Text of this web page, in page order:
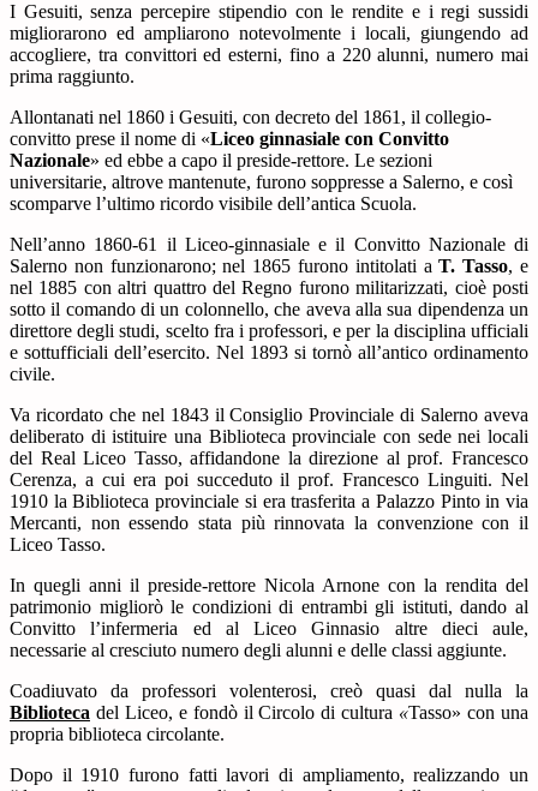
I Gesuiti, senza percepire stipendio con le rendite e i regi sussidi
migliorarono ed ampliarono notevolmente i locali, giungendo ad
accogliere, tra convittori ed esterni, fino a 220 alunni, numero mai
prima raggiunto.
Allontanati nel 1860 i Gesuiti, con decreto del 1861, il collegio-
convitto prese il nome di «Liceo ginnasiale con Convitto
Nazionale» ed ebbe a capo il preside-rettore. Le sezioni
universitarie, altrove mantenute, furono soppresse a Salerno, e così
scomparve l’ultimo ricordo visibile dell’antica Scuola.
Nell’anno 1860-61 il Liceo-ginnasiale e il Convitto Nazionale di
Salerno non funzionarono; nel 1865 furono intitolati aT. Tasso, e
nel 1885 con altri quattro del Regno furono militarizzati, cioè posti
sotto il comando di un colonnello, che aveva alla sua dipendenza un
direttore degli studi, scelto fra i professori, e per la disciplina ufficiali
e sottufficiali dell’esercito. Nel 1893 si tornò all’antico ordinamento
civile.
Va ricordato che nel 1843 il Consiglio Provinciale di Salerno aveva
deliberato di istituire una Biblioteca provinciale con sede nei locali
del Real Liceo Tasso, affidandone la direzione al prof. Francesco
Cerenza, a cui era poi succeduto il prof. Francesco Linguiti. Nel
1910 la Biblioteca provinciale si era trasferita a Palazzo Pinto in via
Mercanti, non essendo stata più rinnovata la convenzione con il
Liceo Tasso.
In quegli anni il preside-rettore Nicola Arnone con la rendita del
patrimonio migliorò le condizioni di entrambi gli istituti, dando al
Convitto l’infermeria ed al Liceo Ginnasio altre dieci aule,
necessarie al cresciuto numero degli alunni e delle classi aggiunte.
Coadiuvato da professori volenterosi, creò quasi dal nulla la
Biblioteca del Liceo, e fondò il Circolo di cultura «Tasso» con una
propria biblioteca circolante.
Dopo il 1910 furono fatti lavori di ampliamento, realizzando un